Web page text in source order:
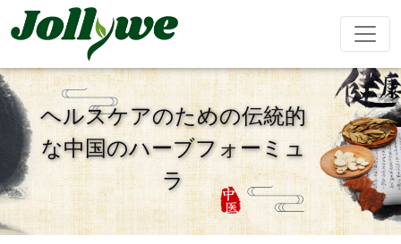
便秘緩和 減量食事
美容サプリ
メント
免疫力を高
める
精欲増強男
性
錠剤 カプセル 粉末飲料
ヘルスケアのための伝統的
な中国のハーブフォーミュ
ラ